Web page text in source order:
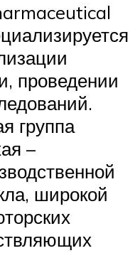
проведении
группа
–
широкой